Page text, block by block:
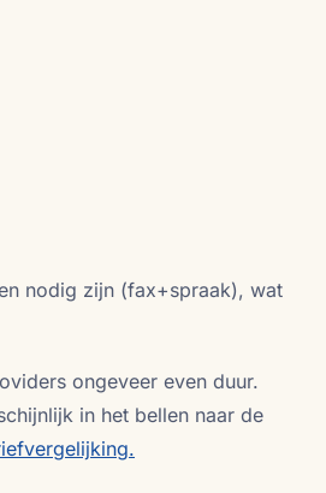
nodig zijn (fax+spraak), wat
ongeveer even duur.
in het bellen naar de